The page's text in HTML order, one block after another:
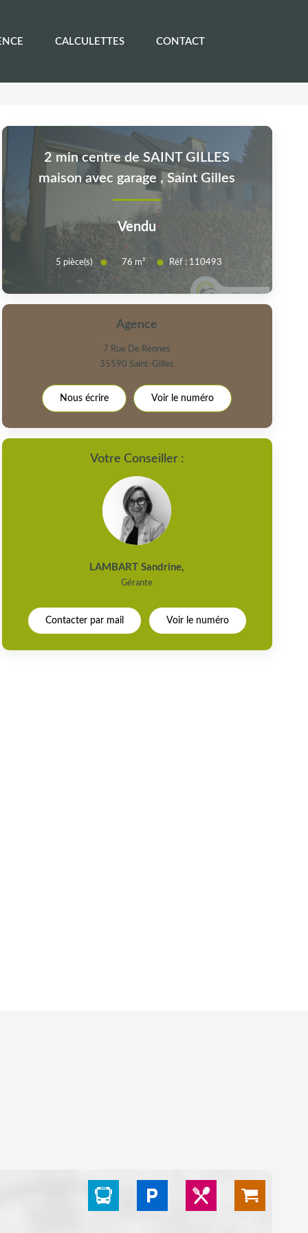
CALCULETTES CONTACT
2 min centre de SAINT GILLES
maison avec garage ,Saint Gilles
Vendu
5pièce(s) 76 m² Réf : 110493
Agence
7 Rue De Rennes
35590 Saint-Gilles
Nous écrire Voir le numéro
Votre Conseiller :
LAMBART Sandrine,
Gérante
Contacter par mail Voir le numéro